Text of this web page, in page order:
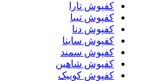
کفپوش تارا
کفپوش تیبا
کفپوش دنا
کفپوش ساینا
کفپوش سمند
کفپوش شاهین
کفپوش کوییک